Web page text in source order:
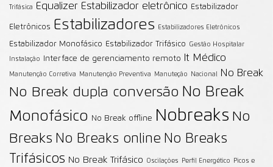
Trifásica Equalizer Estabilizador eletrônico Estabilizador
Eletrônicos Estabilizadores Estabilizadores Eletrônicos
Estabilizador Monofásico Estabilizador Trifásico Gestão Hospitalar
Instalação Interface de gerenciamento remoto It Médico
Manutenção Corretiva Manutenção Preventiva Manuteção Nacional No Break
No Break dupla conversão No Break
Monofásico
No Break offline Nobreaks No
Breaks No Breaks online No Breaks
Trifásicos No Break Trifásico Oscilações Perfil Energético Picos e